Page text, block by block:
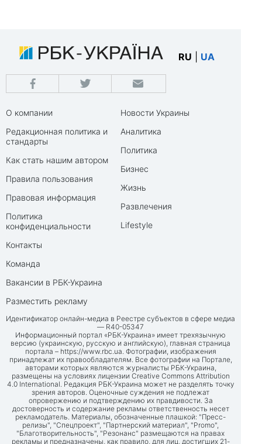
RU UA
О компании
Редакционная политика и
стандарты
Как стать нашим автором
Правила пользования
Правовая информация
Политика
конфиденциальности
Контакты
Команда
Вакансии в РБК-Украина
Разместить рекламу
Новости Украины
Аналитика
Политика
Бизнес
Жизнь
Развлечения
Lifestyle
Идентификатор онлайн-медиа в Реестре субъектов в сфере медиа
— R40-05347
Информационный портал «РБК-Украина» имеет трехязычную
версию (украинскую, русскую и английскую), главная страница
портала – https://www.rbc.ua. Фотографии, изображения
принадлежат их правообладателям. Все фотографии на Портале,
авторами которых являются журналисты РБК-Украина,
размещены на условиях лицензии Creative Commons Attribution
4.0 International. Редакция РБК-Украина может не разделять точку
зрения авторов. Оценочные суждения не подлежат
опровержению и подтверждению их правдивости. За
достоверность и содержание рекламы ответственность несет
рекламодатель. Материалы, обозначенные плашкой: "Пресс-
релизы", "Спецпроект", "Партнерский материал", "Promo",
"Благотворительность", "Резонанс" размещаются на правах
рекламы и предназначены, как правило, для лиц, достигших 21-